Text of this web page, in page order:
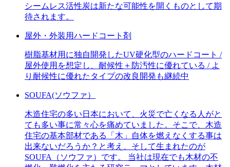
シームレス活性炭は新たな可能性を開くものとして期
待されます。
屋外・外装用ハードコート剤
樹脂基材用に独自開発したUV硬化型のハードコート /
屋外使用を想定し、耐候性＋防汚性に優れている / よ
り耐候性に優れたタイプの改良開発も継続中
SOUFA(ソウファ）
木造住宅の多い日本において、火災で亡くなる人がと
ても多い事に常々心を痛めていました。そこで、木造
住宅の基本部材である「木」自体を燃えなくする事は
出来ないだろうか？と考え、そして生まれたのが
SOUFA（ソウファ）です。 当社は現在でも木材の不